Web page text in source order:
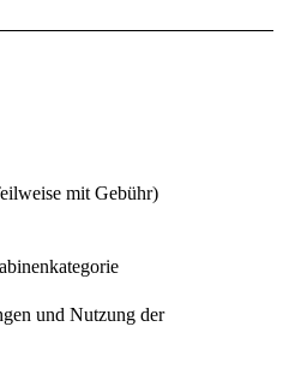
mit Gebühr)
und Nutzung der